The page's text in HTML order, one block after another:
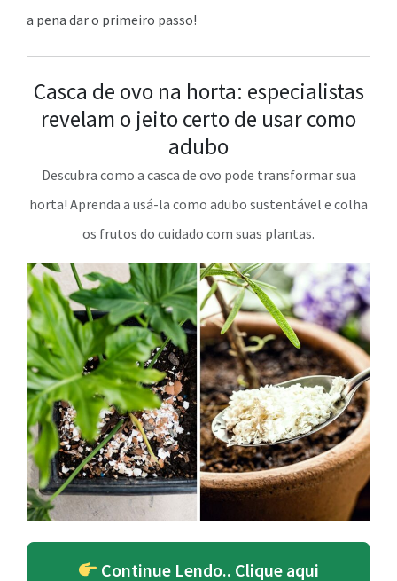
a pena dar o primeiro passo!
Casca de ovo na horta: especialistas
revelam o jeito certo de usar como
adubo
Descubra como a casca de ovo pode transformar sua
horta! Aprenda a usá-la como adubo sustentável e colha
os frutos do cuidado com suas plantas.
Continue Lendo.. Clique aqui